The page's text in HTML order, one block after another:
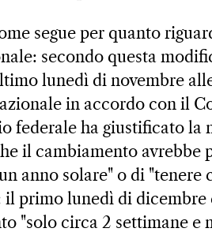
segue per quanto
secondo questa
lunedì di novembre
in accordo con il
federale ha giustificato la
il cambiamento avrebbe
anno solare" o di "tenere
il primo lunedì di dicembre
"solo circa 2 settimane e